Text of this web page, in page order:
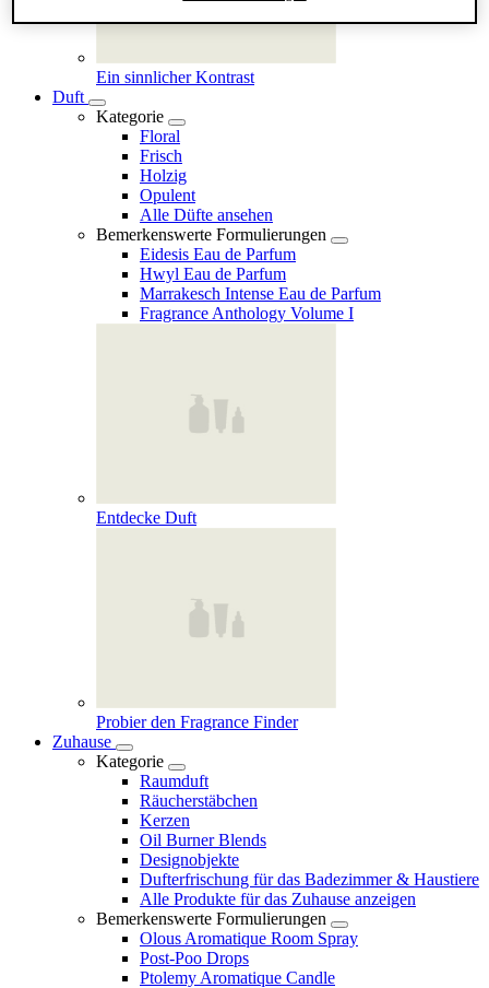
Ein sinnlicher Kontrast
Duft
Kategorie
Floral
Frisch
Holzig
Opulent
Alle Düfte ansehen
Bemerkenswerte Formulierungen
Eidesis Eau de Parfum
Hwyl Eau de Parfum
Marrakesch Intense Eau de Parfum
Fragrance Anthology Volume I
Entdecke Duft
Probier den Fragrance Finder
Zuhause
Kategorie
Raumduft
Räucherstäbchen
Kerzen
Oil Burner Blends
Designobjekte
Dufterfrischung für das Badezimmer & Haustiere
Alle Produkte für das Zuhause anzeigen
Bemerkenswerte Formulierungen
Olous Aromatique Room Spray
Post-Poo Drops
Ptolemy Aromatique Candle